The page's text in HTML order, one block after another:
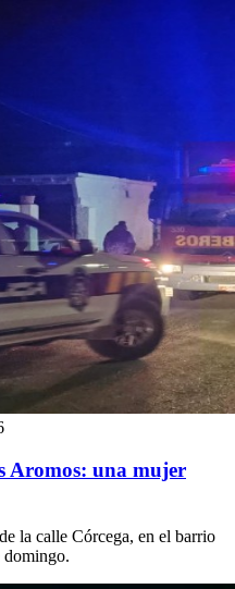
Aromos: una mujer
la calle Córcega, en el barrio
domingo.